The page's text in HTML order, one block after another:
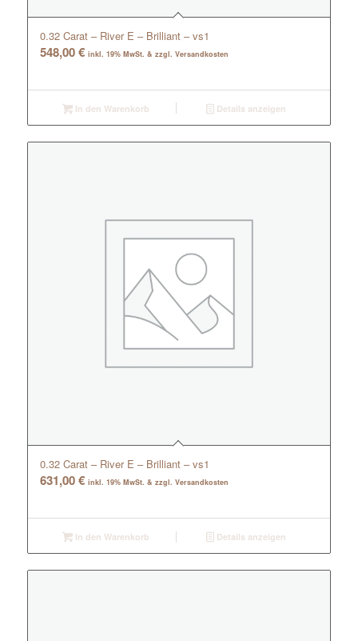
0.32 Carat – River E – Brilliant – vs1
548,00€ inkl. 19% MwSt. & zzgl. Versandkosten
In den Warenkorb Details anzeigen
0.32 Carat – River E – Brilliant – vs1
631,00€ inkl. 19% MwSt. & zzgl. Versandkosten
In den Warenkorb Details anzeigen